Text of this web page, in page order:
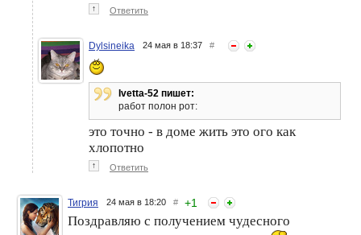
↑ Ответить
Dylsineika 24 мая в 18:37 #
Ivetta-52 пишет:
работ полон рот:
это точно - в доме жить это ого как
хлопотно
↑ Ответить
Тигрия 24 мая в 18:20 # +1
Поздравляю с получением чудесного